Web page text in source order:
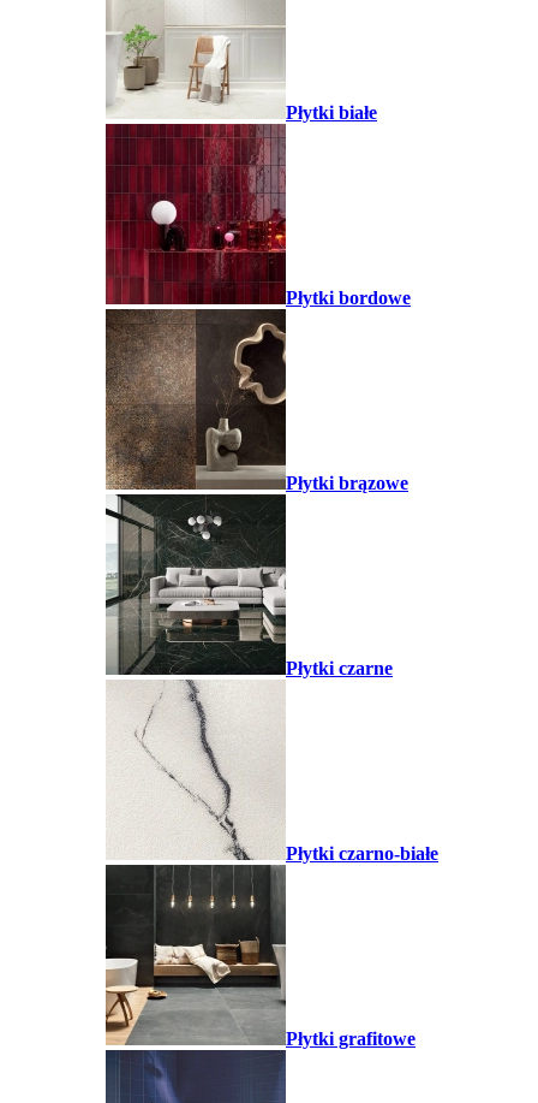
Płytki białe
Płytki bordowe
Płytki brązowe
Płytki czarne
Płytki czarno-białe
Płytki grafitowe